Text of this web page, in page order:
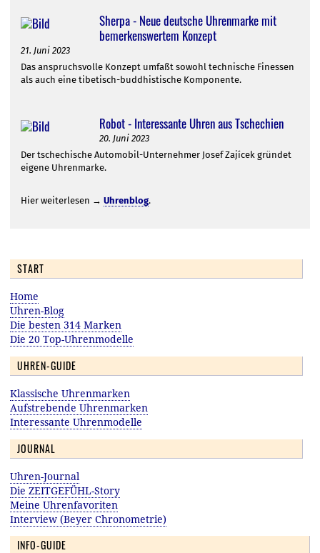
Sherpa - Neue deutsche Uhrenmarke mit
bemerkenswertem Konzept
21. Juni 2023
Das anspruchsvolle Konzept umfaßt sowohl technische Finessen
als auch eine tibetisch-buddhistische Komponente.
Robot - Interessante Uhren aus Tschechien
20. Juni 2023
Der tschechische Automobil-Unternehmer Josef Zajícek gründet
eigene Uhrenmarke.
Hier weiterlesen → Uhrenblog.
START
Home
Uhren-Blog
Die besten 314 Marken
Die 20 Top-Uhrenmodelle
UHREN-GUIDE
Klassische Uhrenmarken
Aufstrebende Uhrenmarken
Interessante Uhrenmodelle
JOURNAL
Uhren-Journal
Die ZEITGEFÜHL-Story
Meine Uhrenfavoriten
Interview (Beyer Chronometrie)
INFO-GUIDE